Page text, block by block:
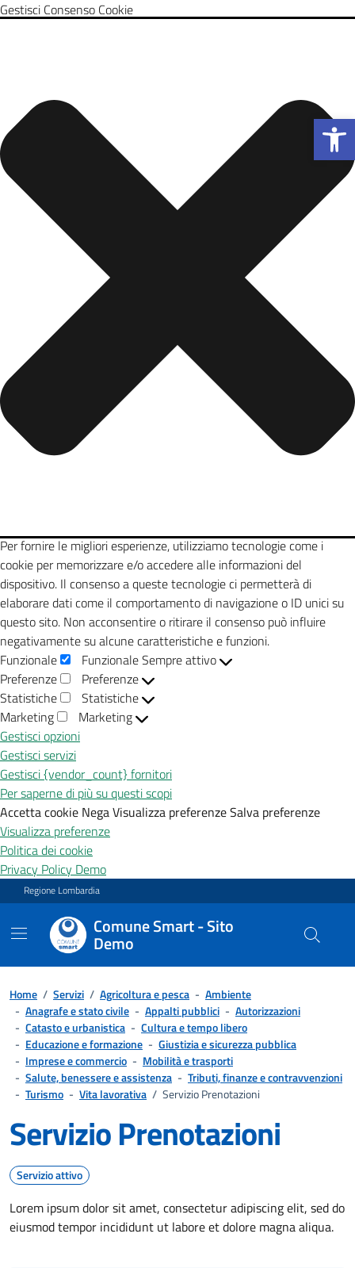
Apri la
Gestisci Consenso Cookie
Per fornire le migliori esperienze, utilizziamo tecnologie come i
cookie per memorizzare e/o accedere alle informazioni del
dispositivo. Il consenso a queste tecnologie ci permetterà di
elaborare dati come il comportamento di navigazione o ID unici su
questo sito. Non acconsentire o ritirare il consenso può influire
negativamente su alcune caratteristiche e funzioni.
Funzionale
FunzionaleSempre attivo
Preferenze
Preferenze
Statistiche
Statistiche
Marketing
Marketing
Gestisci opzioni
Gestisci servizi
Gestisci {vendor_count} fornitori
Per saperne di più su questi scopi
Accetta cookie NegaVisualizza preferenzeSalva preferenze
Visualizza preferenze
Politica dei cookie
Privacy Policy Demo
Vai ai contenuti
Vai al footer
Regione Lombardia
Comune Smart - Sito
Demo
Home / Servizi / Agricoltura e pesca - Ambiente
- Anagrafe e stato civile - Appalti pubblici - Autorizzazioni
- Catasto e urbanistica - Cultura e tempo libero
- Educazione e formazione - Giustizia e sicurezza pubblica
- Imprese e commercio - Mobilità e trasporti
- Salute, benessere e assistenza - Tributi, finanze e contravvenzioni
- Turismo - Vita lavorativa / Servizio Prenotazioni
Servizio Prenotazioni
Servizio attivo
Lorem ipsum dolor sit amet, consectetur adipiscing elit, sed do
eiusmod tempor incididunt ut labore et dolore magna aliqua.